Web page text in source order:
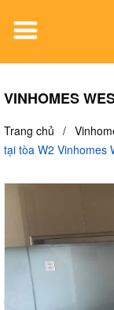
VINHOMES
Trang chủ /
tại tòa W2 Vinhomes